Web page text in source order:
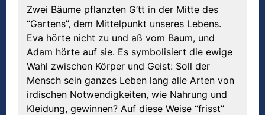
Zwei Bäume pflanzten G’tt in der Mitte des
“Gartens”, dem Mittelpunkt unseres Lebens.
Eva hörte nicht zu und aß vom Baum, und
Adam hörte auf sie. Es symbolisiert die ewige
Wahl zwischen Körper und Geist: Soll der
Mensch sein ganzes Leben lang alle Arten von
irdischen Notwendigkeiten, wie Nahrung und
Kleidung, gewinnen? Auf diese Weise “frisst”